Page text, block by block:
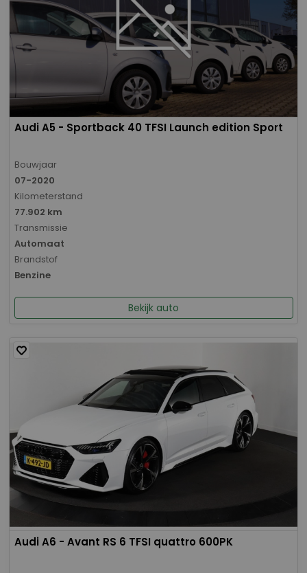
Audi A5 - Sportback 40 TFSI Launch edition Sport
Bouwjaar
07-2020
Kilometerstand
77.902 km
Transmissie
Automaat
Brandstof
Benzine
Bekijk auto
Audi A6 - Avant RS 6 TFSI quattro 600PK